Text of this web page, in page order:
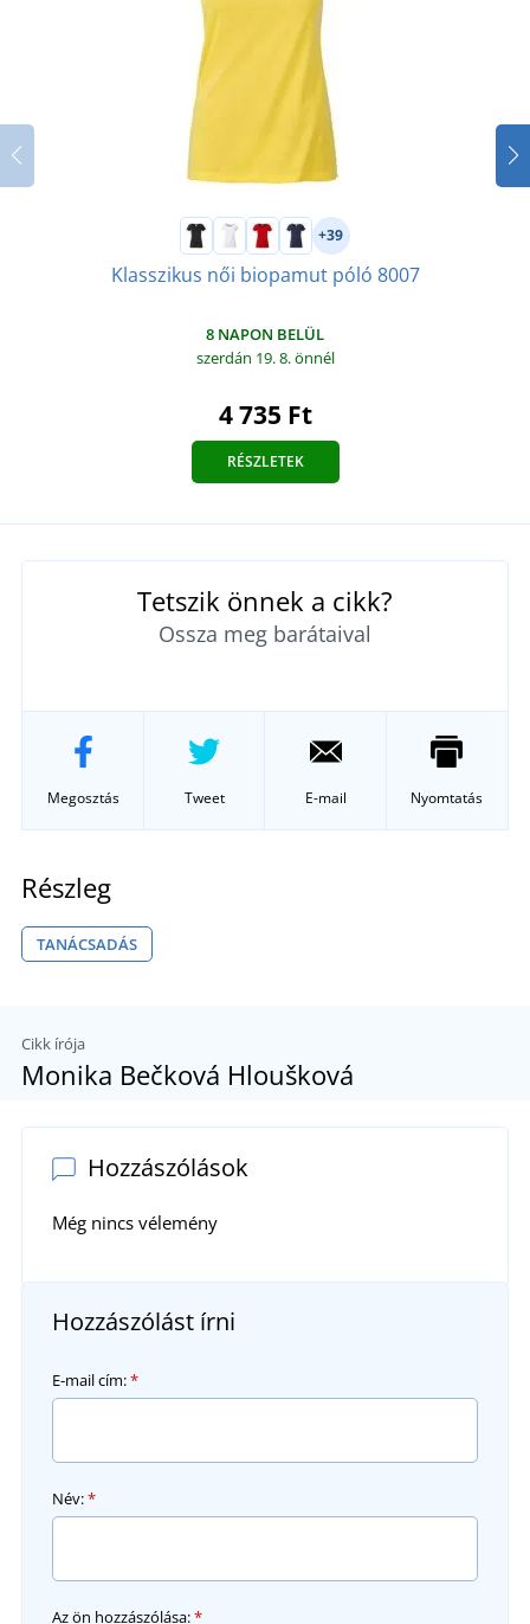
+39
Klasszikus női biopamut póló 8007
8 NAPON BELÜL
szerdán 19. 8.önnél
4 735 Ft
RÉSZLETEK
Tetszik önnek a cikk?
Ossza meg barátaival
Megosztás Tweet E-mail Nyomtatás
Részleg
TANÁCSADÁS
Cikk írója
Monika Bečková Hloušková
Hozzászólások
Még nincs vélemény
Hozzászólást írni
E-mail cím:*
Név:*
Az ön hozzászólása:*